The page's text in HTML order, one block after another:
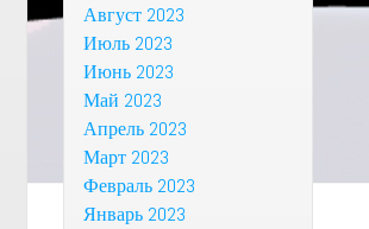
Август 2023
Июль 2023
Июнь 2023
Май 2023
Апрель 2023
Март 2023
Февраль 2023
Январь 2023